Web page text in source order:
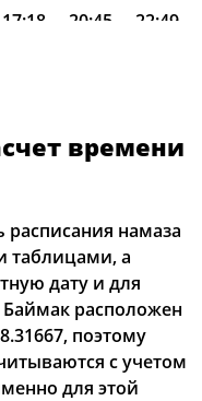
17:18 20:45 22:49
20:39
17:13 20:35
17:12 20:33 22:30
17:11 20:31 22:27
времени
намаза
таблицами, а
дату и для
Баймак расположен
поэтому
с учетом
для этой